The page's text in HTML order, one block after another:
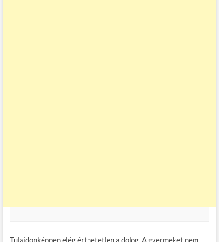
Tulajdonképpen elég érthetetlen a dolog. A gyermeket nem